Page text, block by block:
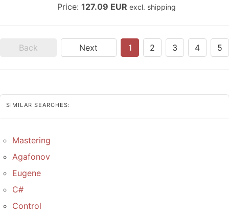
Price: 127.09 EUR excl. shipping
Back Next 1 2 3 4 5
SIMILAR SEARCHES:
Mastering
Agafonov
Eugene
C#
Control